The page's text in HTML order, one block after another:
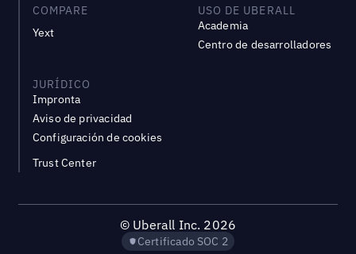
COMPARE
Yext
USO DE UBERALL
Academia
Centro de desarrolladores
JURÍDICO
Impronta
Aviso de privacidad
Configuración de cookies
Trust Center
© Uberall Inc. 2026
Certificado SOC 2